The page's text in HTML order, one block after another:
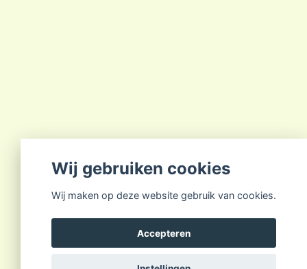
Wij gebruiken cookies
Wij maken op deze website gebruik van cookies.
Accepteren